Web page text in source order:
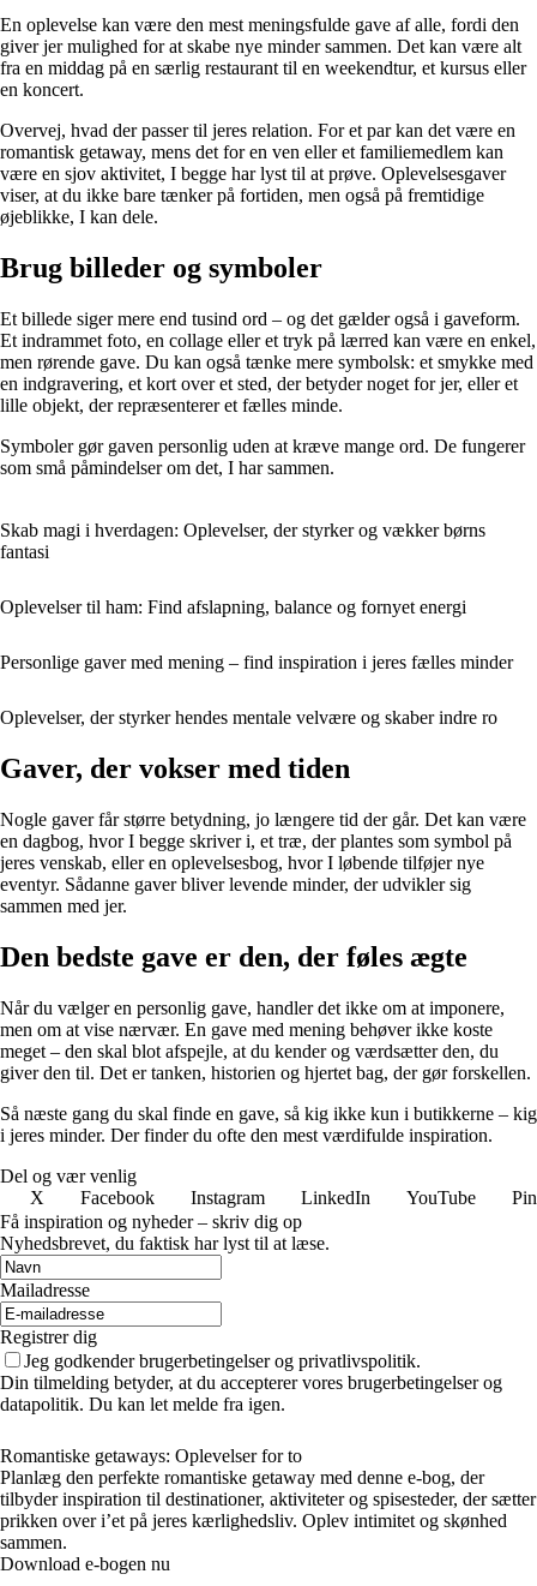
En oplevelse kan være den mest meningsfulde gave af alle, fordi den
giver jer mulighed for at skabe nye minder sammen. Det kan være alt
fra en middag på en særlig restaurant til en weekendtur, et kursus eller
en koncert.
Overvej, hvad der passer til jeres relation. For et par kan det være en
romantisk getaway, mens det for en ven eller et familiemedlem kan
være en sjov aktivitet, I begge har lyst til at prøve. Oplevelsesgaver
viser, at du ikke bare tænker på fortiden, men også på fremtidige
øjeblikke, I kan dele.
Brug billeder og symboler
Et billede siger mere end tusind ord – og det gælder også i gaveform.
Et indrammet foto, en collage eller et tryk på lærred kan være en enkel,
men rørende gave. Du kan også tænke mere symbolsk: et smykke med
en indgravering, et kort over et sted, der betyder noget for jer, eller et
lille objekt, der repræsenterer et fælles minde.
Symboler gør gaven personlig uden at kræve mange ord. De fungerer
som små påmindelser om det, I har sammen.
Skab magi i hverdagen: Oplevelser, der styrker og vækker børns
fantasi
Oplevelser til ham: Find afslapning, balance og fornyet energi
Personlige gaver med mening – find inspiration i jeres fælles minder
Oplevelser, der styrker hendes mentale velvære og skaber indre ro
Gaver, der vokser med tiden
Nogle gaver får større betydning, jo længere tid der går. Det kan være
en dagbog, hvor I begge skriver i, et træ, der plantes som symbol på
jeres venskab, eller en oplevelsesbog, hvor I løbende tilføjer nye
eventyr. Sådanne gaver bliver levende minder, der udvikler sig
sammen med jer.
Den bedste gave er den, der føles ægte
Når du vælger en personlig gave, handler det ikke om at imponere,
men om at vise nærvær. En gave med mening behøver ikke koste
meget – den skal blot afspejle, at du kender og værdsætter den, du
giver den til. Det er tanken, historien og hjertet bag, der gør forskellen.
Så næste gang du skal finde en gave, så kig ikke kun i butikkerne – kig
i jeres minder. Der finder du ofte den mest værdifulde inspiration.
Del og vær venlig
X
Facebook Instagram LinkedIn YouTube
Få inspiration og nyheder – skriv dig op
Nyhedsbrevet, du faktisk har lyst til at læse.
Mailadresse
Registrer dig
Jeg godkender brugerbetingelser og privatlivspolitik.
Din tilmelding betyder, at du accepterer vores brugerbetingelser og
datapolitik. Du kan let melde fra igen.
Romantiske getaways: Oplevelser for to
Planlæg den perfekte romantiske getaway med denne e-bog, der
tilbyder inspiration til destinationer, aktiviteter og spisesteder, der sætter
prikken over i’et på jeres kærlighedsliv. Oplev intimitet og skønhed
sammen.
Download e-bogen nu